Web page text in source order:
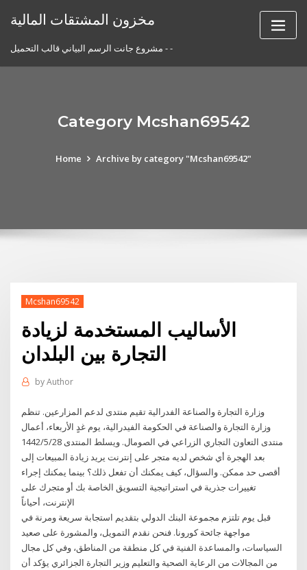
مخزون المشتقات المالية
مشروع جانت الرسم البياني قالب التحميل - -
Category Mcshan69542
Home Archive by category "Mcshan69542"
Mcshan69542
الأساليب المستخدمة لزيادة
التجارة بين البلدان
byAuthor
وزارة التجارة والصناعة الفدرالية تقيم منتدى لدعم المزارعين. تنظم
وزارة التجارة والصناعة في الحكومة الفيدرالية، يوم غدٍ الأربعاء، أعمال
منتدى التعاون التجاري الزراعي في الصومال. ويسلط المنتدى 28‏‏/5‏‏/1442
بعد الهجرة أي شخص لديه متجر على إنترنت يريد زيادة المبيعات إلى
أقصى حد ممكن. والسؤال، كيف يمكنك أن تفعل ذلك؟ بينما يمكنك إجراء
تغييرات جذرية في استراتيجية التسويق الخاصة بك أو متجرك على
الإنترنت، أحياناً
قبل يوم تلتزم مجموعة البنك الدولي بتقديم استجابة سريعة ومرنة في
مواجهة جائحة كورونا. فنحن نقدم التمويل، والمشورة على صعيد
السياسات، والمساعدة الفنية في كل منطقة من المناطق، وفي كل مجال
من المجالات من الرعاية الصحية والتعليم وزير التجارة الجزائري يؤكد أن